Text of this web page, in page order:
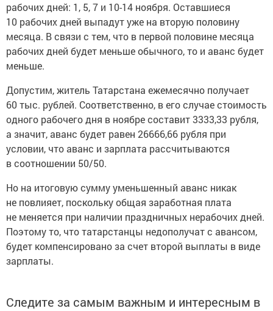
рабочих дней: 1, 5, 7 и 10-14 ноября. Оставшиеся
10 рабочих дней выпадут уже на вторую половину
месяца. В связи с тем, что в первой половине месяца
рабочих дней будет меньше обычного, то и аванс будет
меньше.
Допустим, житель Татарстана ежемесячно получает
60 тыс. рублей. Соответственно, в его случае стоимость
одного рабочего дня в ноябре составит 3333,33 рубля,
а значит, аванс будет равен 26666,66 рубля при
условии, что аванс и зарплата рассчитываются
в соотношении 50/50.
Но на итоговую сумму уменьшенный аванс никак
не повлияет, поскольку общая заработная плата
не меняется при наличии праздничных нерабочих дней.
Поэтому то, что татарстанцы недополучат с авансом,
будет компенсировано за счет второй выплаты в виде
зарплаты.
Следите за самым важным и интересным в